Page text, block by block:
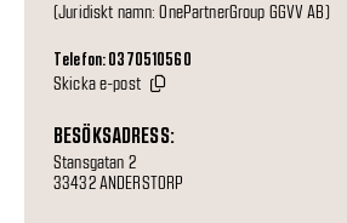
(Juridiskt namn: OnePartnerGroup GGVV AB)
Telefon: 0370510560
Skicka e-post
BESÖKSADRESS:
Stansgatan 2
33432 ANDERSTORP